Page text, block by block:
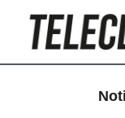
contenuto